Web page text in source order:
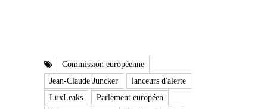
Commission européenne
Jean-Claude Juncker
lanceurs d'alerte
LuxLeaks
Parlement européen